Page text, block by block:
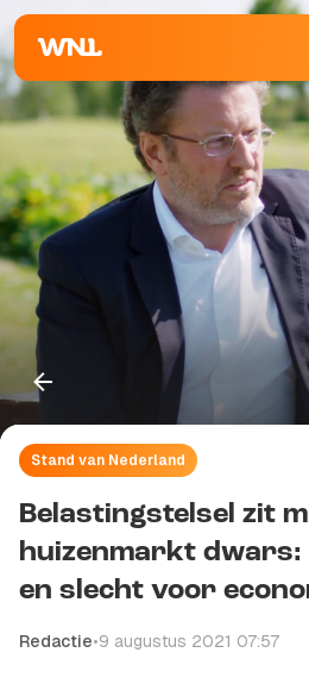
Stand van Nederland
Belastingstelsel zit
huizenmarkt dwars:
en slecht voor
Redactie•9 augustus 2021 07:57